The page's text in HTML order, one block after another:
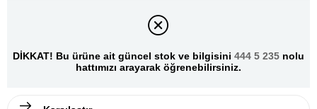
DİKKAT! Bu ürüne ait güncel stok ve bilgisini 444 5 235 nolu
hattımızı arayarak öğrenebilirsiniz.